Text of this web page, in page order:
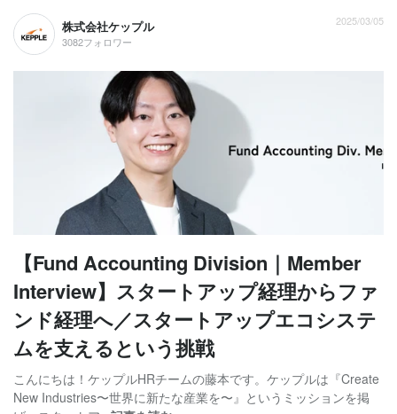
株式会社ケップル
3082フォロワー
2025/03/05
【Fund Accounting Division｜Member
Interview】スタートアップ経理からファ
ンド経理へ／スタートアップエコシステ
ムを支えるという挑戦
こんにちは！ケップルHRチームの藤本です。ケップルは『Create
New Industries〜世界に新たな産業を〜』というミッションを掲